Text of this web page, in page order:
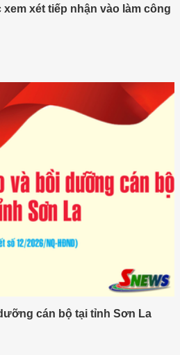
xét tiếp nhận vào làm công
cán bộ tại tỉnh Sơn La